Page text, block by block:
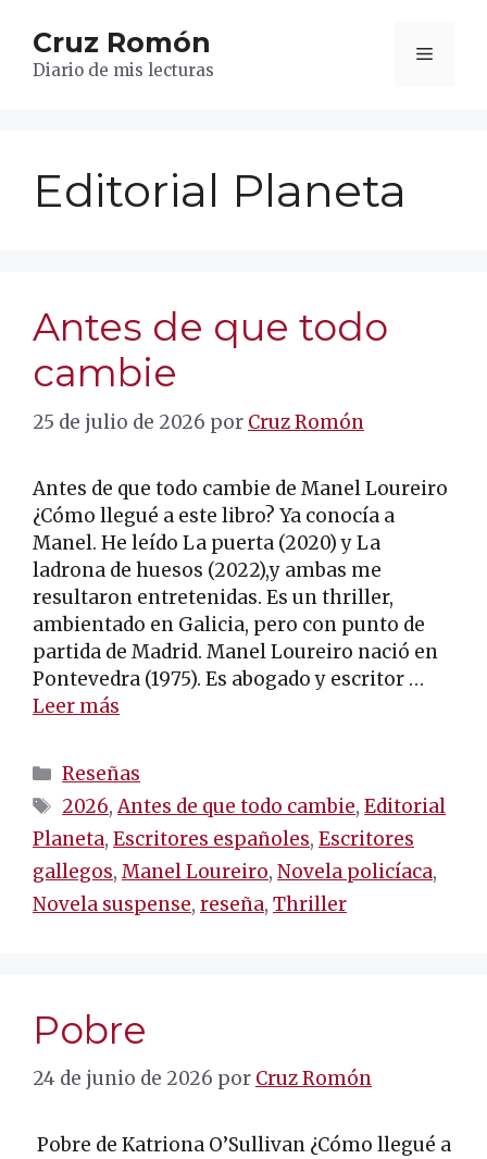
contenido
Cruz Romón
Diario de mis lecturas
Menú
Editorial Planeta
Antes de que todo
cambie
25 de julio de 2026 por Cruz Romón
Antes de que todo cambie de Manel Loureiro
¿Cómo llegué a este libro? Ya conocía a
Manel. He leído La puerta (2020) y La
ladrona de huesos (2022),y ambas me
resultaron entretenidas. Es un thriller,
ambientado en Galicia, pero con punto de
partida de Madrid. Manel Loureiro nació en
Pontevedra (1975). Es abogado y escritor …
Leer más
Categorías
Reseñas
Etiquetas
2026,Antes de que todo cambie,Editorial
Planeta, Escritores españoles, Escritores
gallegos, Manel Loureiro, Novela policíaca,
Novela suspense, reseña, Thriller
Pobre
24 de junio de 2026 por Cruz Romón
Pobre de Katriona O’Sullivan ¿Cómo llegué a